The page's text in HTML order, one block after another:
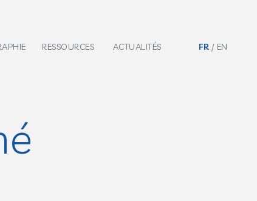
RESSOURCES ACTUALITÉS FR EN